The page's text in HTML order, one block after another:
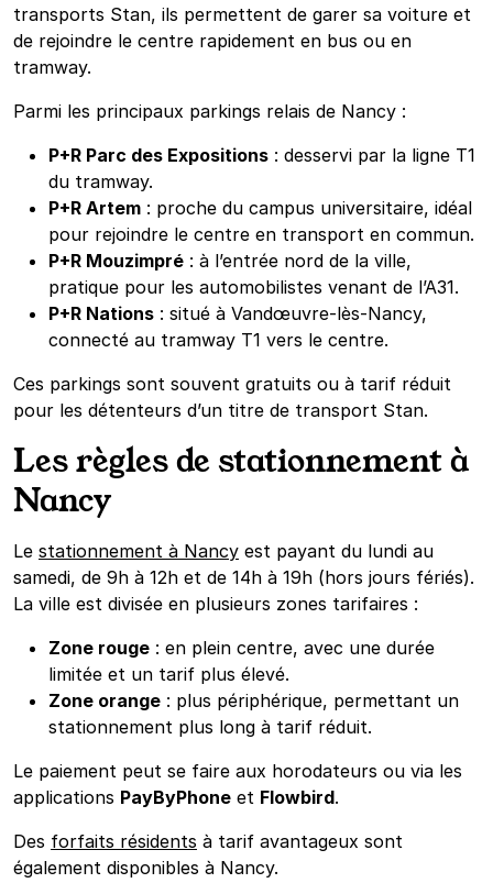
transports Stan, ils permettent de garer sa voiture et
de rejoindre le centre rapidement en bus ou en
tramway.
Parmi les principaux parkings relais de Nancy :
P+R Parc des Expositions : desservi par la ligne T1
du tramway.
P+R Artem : proche du campus universitaire, idéal
pour rejoindre le centre en transport en commun.
P+R Mouzimpré : à l’entrée nord de la ville,
pratique pour les automobilistes venant de l’A31.
P+R Nations : situé à Vandœuvre-lès-Nancy,
connecté au tramway T1 vers le centre.
Ces parkings sont souvent gratuits ou à tarif réduit
pour les détenteurs d’un titre de transport Stan.
Les règles de stationnement à
Nancy
Le stationnement à Nancy est payant du lundi au
samedi, de 9h à 12h et de 14h à 19h (hors jours fériés).
La ville est divisée en plusieurs zones tarifaires :
Zone rouge : en plein centre, avec une durée
limitée et un tarif plus élevé.
Zone orange : plus périphérique, permettant un
stationnement plus long à tarif réduit.
Le paiement peut se faire aux horodateurs ou via les
applications PayByPhone et Flowbird.
Des forfaits résidents à tarif avantageux sont
également disponibles à Nancy.